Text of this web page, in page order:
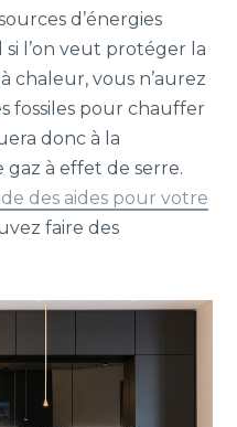
d’énergies
l’on veut protéger la
chaleur, vous n’aurez
fossiles pour chauffer
donc à la
gaz à effet de serre.
des aides pour votre
faire des